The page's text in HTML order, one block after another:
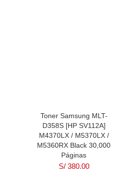
Toner Samsung MLT-
D358S [HP SV112A]
M4370LX / M5370LX /
M5360RX Black 30,000
Páginas
S/380.00